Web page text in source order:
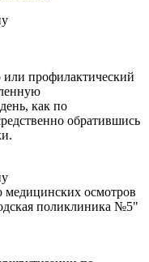
профилактический
как по
обратившись
осмотров
поликлиника №5"